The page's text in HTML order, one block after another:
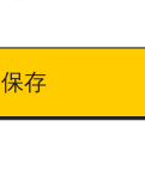
保存